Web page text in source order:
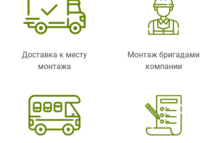
Доставка к месту
монтажа
Монтаж бригадами
компании